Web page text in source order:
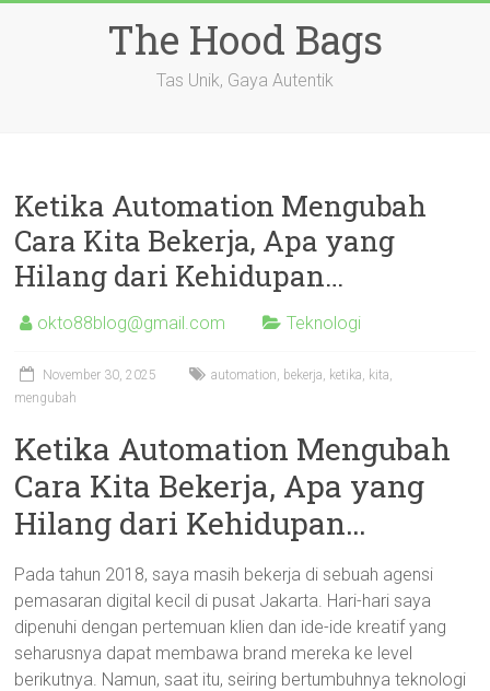
The Hood Bags
Tas Unik, Gaya Autentik
Ketika Automation Mengubah
Cara Kita Bekerja, Apa yang
Hilang dari Kehidupan…
okto88blog@gmail.com Teknologi
November 30, 2025 automation, bekerja, ketika, kita,
mengubah
Ketika Automation Mengubah
Cara Kita Bekerja, Apa yang
Hilang dari Kehidupan…
Pada tahun 2018, saya masih bekerja di sebuah agensi
pemasaran digital kecil di pusat Jakarta. Hari-hari saya
dipenuhi dengan pertemuan klien dan ide-ide kreatif yang
seharusnya dapat membawa brand mereka ke level
berikutnya. Namun, saat itu, seiring bertumbuhnya teknologi